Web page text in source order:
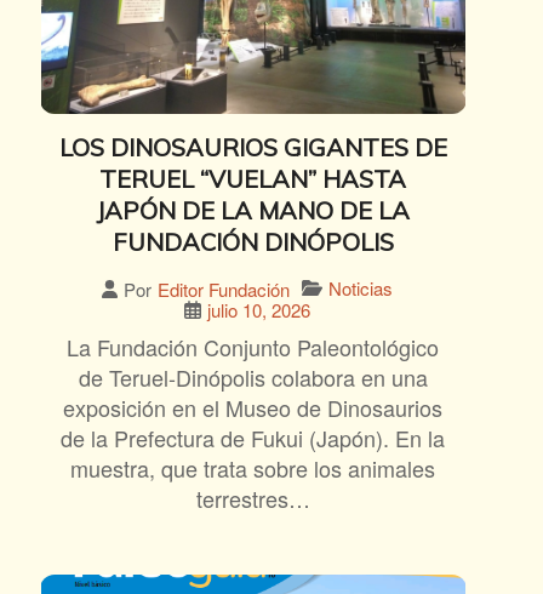
LOS DINOSAURIOS GIGANTES DE
TERUEL “VUELAN” HASTA
JAPÓN DE LA MANO DE LA
FUNDACIÓN DINÓPOLIS
Por Editor Fundación
Noticias
julio 10, 2026
La Fundación Conjunto Paleontológico
de Teruel-Dinópolis colabora en una
exposición en el Museo de Dinosaurios
de la Prefectura de Fukui (Japón). En la
muestra, que trata sobre los animales
terrestres…